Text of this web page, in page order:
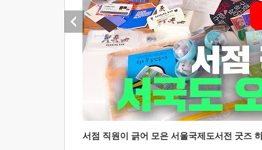
서점 직원이 긁어 모은 서울국제도서전 굿즈